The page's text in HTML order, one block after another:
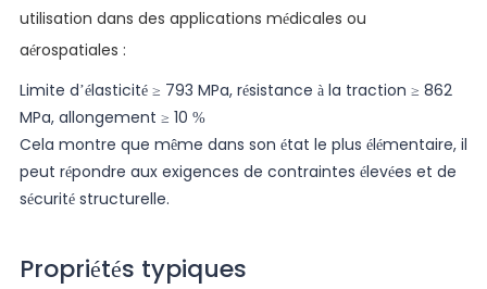
utilisation dans des applications médicales ou
aérospatiales :
Limite d’élasticité ≥ 793 MPa, résistance à la traction ≥ 862
MPa, allongement ≥ 10 %
Cela montre que même dans son état le plus élémentaire, il
peut répondre aux exigences de contraintes élevées et de
sécurité structurelle.
Propriétés typiques